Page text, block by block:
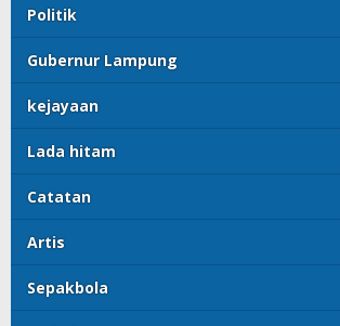
Politik
Gubernur Lampung
kejayaan
Lada hitam
Catatan
Artis
Sepakbola